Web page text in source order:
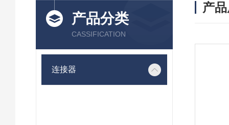
产品分类
CASSIFICATION
连接器
产